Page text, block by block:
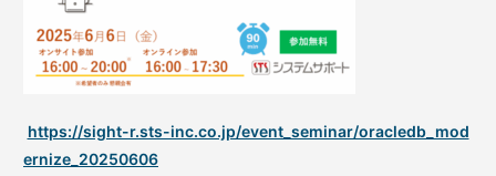
https://sight-r.sts-inc.co.jp/event_seminar/oracledb_mod
ernize_20250606